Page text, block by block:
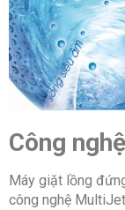
Công
Máy giặt lồng
công nghệ